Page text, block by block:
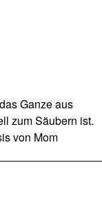
Ganze aus
zum Säubern ist.
von Mom